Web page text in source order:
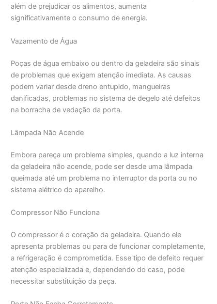
além de prejudicar os alimentos, aumenta
significativamente o consumo de energia.
Vazamento de Água
Poças de água embaixo ou dentro da geladeira são sinais
de problemas que exigem atenção imediata. As causas
podem variar desde dreno entupido, mangueiras
danificadas, problemas no sistema de degelo até defeitos
na borracha de vedação da porta.
Lâmpada Não Acende
Embora pareça um problema simples, quando a luz interna
da geladeira não acende, pode ser desde uma lâmpada
queimada até um problema no interruptor da porta ou no
sistema elétrico do aparelho.
Compressor Não Funciona
O compressor é o coração da geladeira. Quando ele
apresenta problemas ou para de funcionar completamente,
a refrigeração é comprometida. Esse tipo de defeito requer
atenção especializada e, dependendo do caso, pode
necessitar substituição da peça.